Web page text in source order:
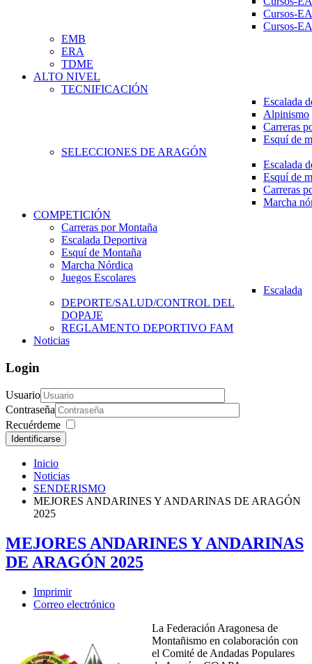
Cursos-
Cursos-
EMB
ERA
TDME
ALTO NIVEL
TECNIFICACIÓN
Escalada
Alpinismo
Carreras
Esquí de
SELECCIONES DE ARAGÓN
Escalada
Esquí de
Carreras
Marcha
COMPETICIÓN
Carreras por Montaña
Escalada Deportiva
Esquí de Montaña
Marcha Nórdica
Juegos Escolares
Escalada
DEPORTE/SALUD/CONTROL DEL
DOPAJE
REGLAMENTO DEPORTIVO FAM
Noticias
Login
Usuario
Contraseña
Recuérdeme
Identificarse
Inicio
Noticias
SENDERISMO
MEJORES ANDARINES Y ANDARINAS DE ARAGÓN
2025
MEJORES ANDARINES Y ANDARINAS
DE ARAGÓN 2025
Imprimir
Correo electrónico
La Federación Aragonesa de
Montañismo en colaboración con
el Comité de Andadas Populares